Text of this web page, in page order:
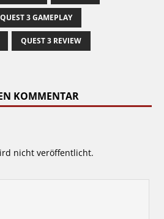
QUEST 3 GAMEPLAY
QUEST 3 REVIEW
KOMMENTAR
nicht veröffentlicht.